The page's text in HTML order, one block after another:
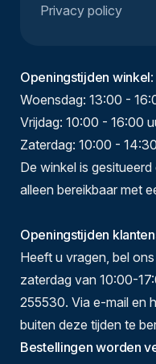
Privacy policy
Openingstijden winkel:
Woensdag: 13:00 -
Vrijdag: 10:00 - 16:00
Zaterdag: 10:00 -
De winkel is
alleen bereikbaar met
Openingstijden
Heeft u vragen, bel
zaterdag van 10:00-
255530. Via e-mail en
buiten deze tijden te
Bestellingen worden